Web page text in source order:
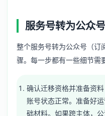
服务号转为公众
整个服务号转为公众号（订
骤。每一步都有一些细节需
确认迁移资格并准备资
账号状态正常。准备好
础材料。如果跨主体，公